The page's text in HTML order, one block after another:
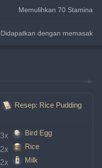
Memulihkan 70 Stamina
Didapatkan dengan memasak
Resep: Rice Pudding
3x
Bird Egg
2x
Rice
2x
Milk